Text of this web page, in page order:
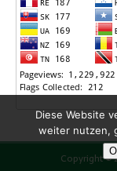
Copyright ©
Diese Website
weiter nutzen,